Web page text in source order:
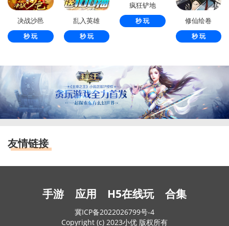
决战沙邑
秒 玩
乱入英雄
秒 玩
疯狂铲地
秒 玩 修仙绘卷
秒 玩
友情链接
手游 应用 H5在线玩 合集
冀ICP备2022026799号-4
Copyright (c) 2023小优 版权所有